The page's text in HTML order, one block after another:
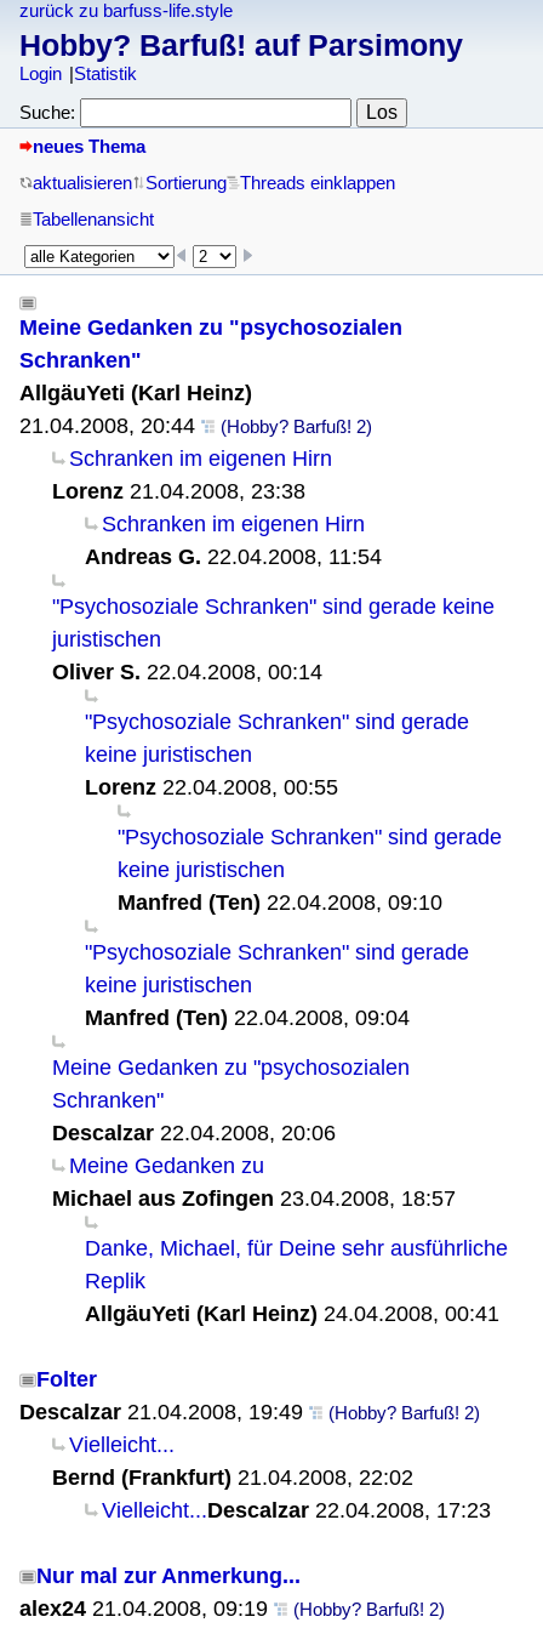
zurück zu barfuss-life.style
Hobby? Barfuß! auf Parsimony
Login
Statistik
Suche:
neues Thema
aktualisieren
Sortierung
Threads einklappen
Tabellenansicht
Meine Gedanken zu "psychosozialen
Schranken"
AllgäuYeti (Karl Heinz)
21.04.2008, 20:44
(Hobby? Barfuß! 2)
Schranken im eigenen Hirn
Lorenz 21.04.2008, 23:38
Schranken im eigenen Hirn
Andreas G. 22.04.2008, 11:54
"Psychosoziale Schranken" sind gerade keine
juristischen
Oliver S. 22.04.2008, 00:14
"Psychosoziale Schranken" sind gerade
keine juristischen
Lorenz 22.04.2008, 00:55
"Psychosoziale Schranken" sind gerade
keine juristischen
Manfred (Ten) 22.04.2008, 09:10
"Psychosoziale Schranken" sind gerade
keine juristischen
Manfred (Ten) 22.04.2008, 09:04
Meine Gedanken zu "psychosozialen
Schranken"
Descalzar 22.04.2008, 20:06
Meine Gedanken zu
Michael aus Zofingen 23.04.2008, 18:57
Danke, Michael, für Deine sehr ausführliche
Replik
AllgäuYeti (Karl Heinz) 24.04.2008, 00:41
Folter
Descalzar 21.04.2008, 19:49 (Hobby? Barfuß! 2)
Vielleicht...
Bernd (Frankfurt) 21.04.2008, 22:02
Vielleicht...Descalzar 22.04.2008, 17:23
Nur mal zur Anmerkung...
alex24 21.04.2008, 09:19 (Hobby? Barfuß! 2)